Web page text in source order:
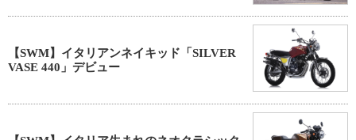
【SWM】イタリアンネイキッド「SILVER
VASE 440」デビュー